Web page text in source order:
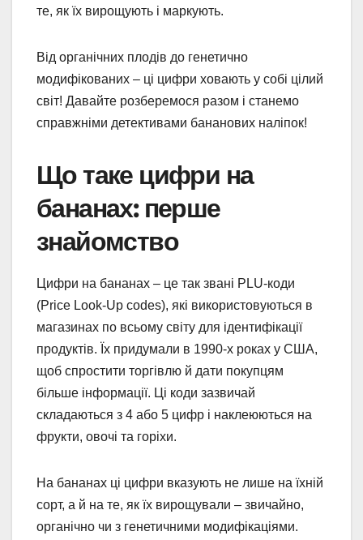
те, як їх вирощують і маркують.
Від органічних плодів до генетично
модифікованих – ці цифри ховають у собі цілий
світ! Давайте розберемося разом і станемо
справжніми детективами бананових наліпок!
Що таке цифри на
бананах: перше
знайомство
Цифри на бананах – це так звані PLU-коди
(Price Look-Up codes), які використовуються в
магазинах по всьому світу для ідентифікації
продуктів. Їх придумали в 1990-х роках у США,
щоб спростити торгівлю й дати покупцям
більше інформації. Ці коди зазвичай
складаються з 4 або 5 цифр і наклеюються на
фрукти, овочі та горіхи.
На бананах ці цифри вказують не лише на їхній
сорт, а й на те, як їх вирощували – звичайно,
органічно чи з генетичними модифікаціями.